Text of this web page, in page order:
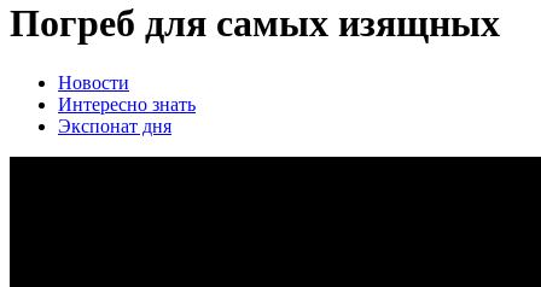
Погреб для самых изящных
Новости
Интересно знать
Экспонат дня